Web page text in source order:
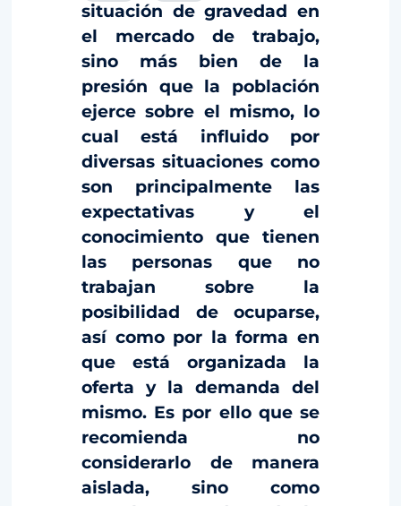
situación de gravedad en
el mercado de trabajo,
sino más bien de la
presión que la población
ejerce sobre el mismo, lo
cual está influido por
diversas situaciones como
son principalmente las
expectativas y el
conocimiento que tienen
las personas que no
trabajan sobre la
posibilidad de ocuparse,
así como por la forma en
que está organizada la
oferta y la demanda del
mismo. Es por ello que se
recomienda no
considerarlo de manera
aislada, sino como